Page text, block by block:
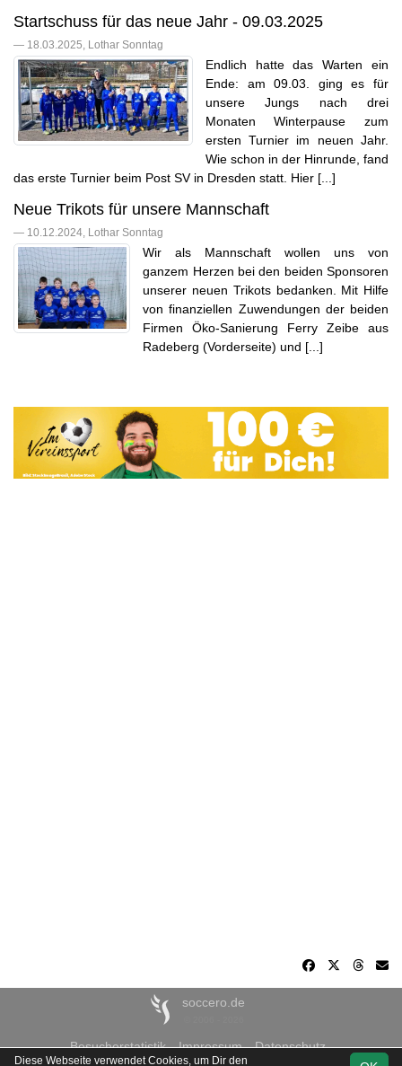
Startschuss für das neue Jahr - 09.03.2025
— 18.03.2025, Lothar Sonntag
Endlich hatte das Warten ein
Ende: am 09.03. ging es für
unsere Jungs nach drei
Monaten Winterpause zum
ersten Turnier im neuen Jahr.
Wie schon in der Hinrunde, fand
das erste Turnier beim Post SV in Dresden statt. Hier [...]
Neue Trikots für unsere Mannschaft
— 10.12.2024, Lothar Sonntag
Wir als Mannschaft wollen uns von
ganzem Herzen bei den beiden Sponsoren
unserer neuen Trikots bedanken. Mit Hilfe
von finanziellen Zuwendungen der beiden
Firmen Öko-Sanierung Ferry Zeibe aus
Radeberg (Vorderseite) und [...]
soccero.de
Besucherstatistik Impressum
Datenschutz
Diese Webseite verwendet Cookies, um Dir den